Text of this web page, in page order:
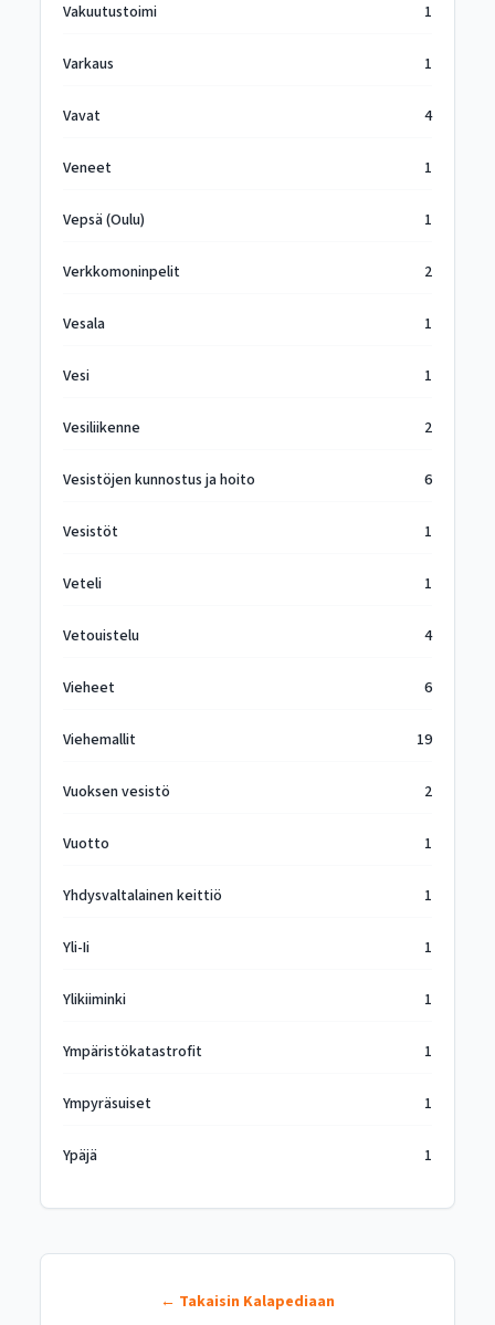
Vakuutustoimi 1
Varkaus 1
Vavat 4
Veneet 1
Vepsä (Oulu) 1
Verkkomoninpelit 2
Vesala 1
Vesi 1
Vesiliikenne 2
Vesistöjen kunnostus ja hoito 6
Vesistöt 1
Veteli 1
Vetouistelu 4
Vieheet 6
Viehemallit 19
Vuoksen vesistö 2
Vuotto 1
Yhdysvaltalainen keittiö 1
Yli-Ii 1
Ylikiiminki 1
Ympäristökatastrofit 1
Ympyräsuiset 1
Ypäjä 1
← Takaisin Kalapediaan